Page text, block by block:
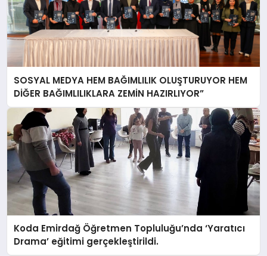
SOSYAL MEDYA HEM BAĞIMLILIK OLUŞTURUYOR HEM
DİĞER BAĞIMLILIKLARA ZEMİN HAZIRLIYOR”
Koda Emirdağ Öğretmen Topluluğu’nda ‘Yaratıcı
Drama’ eğitimi gerçekleştirildi.